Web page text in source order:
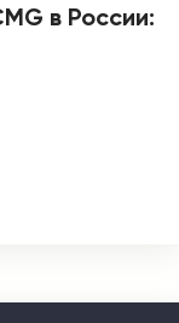
в России: